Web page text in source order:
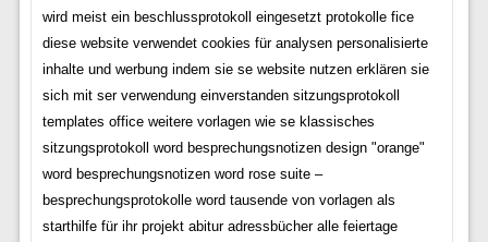
wird meist ein beschlussprotokoll eingesetzt protokolle fice
diese website verwendet cookies für analysen personalisierte
inhalte und werbung indem sie se website nutzen erklären sie
sich mit ser verwendung einverstanden sitzungsprotokoll
templates office weitere vorlagen wie se klassisches
sitzungsprotokoll word besprechungsnotizen design "orange"
word besprechungsnotizen word rose suite –
besprechungsprotokolle word tausende von vorlagen als
starthilfe für ihr projekt abitur adressbücher alle feiertage